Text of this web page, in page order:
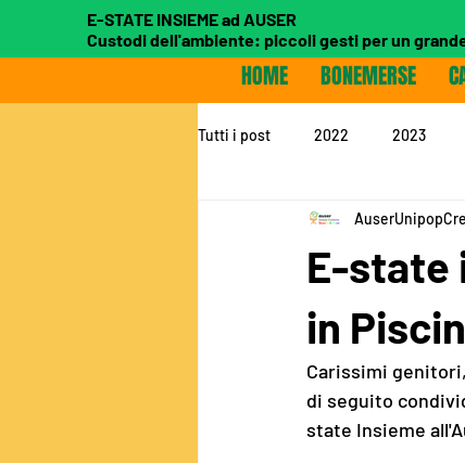
E-STATE INSIEME ad AUSER
Custodi dell'ambiente: piccoli gesti per un
HOME BONEMERSE
Tutti i post 2022 2023
E-state
in
Carissimi genitori,
di seguito
state Insieme